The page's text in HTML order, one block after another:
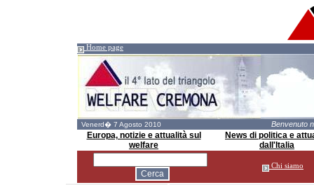
Home page
Venerd� 7 Agosto 2010 Benvenuto
Europa, notizie e attualità sul
welfare
News di politica e
dall'Italia
Chi siamo